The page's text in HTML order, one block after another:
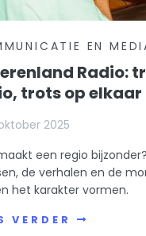
EN
Radio:
trots op elkaar
2025
een regio
de verhalen en de
het karakter vormen.
VERDER